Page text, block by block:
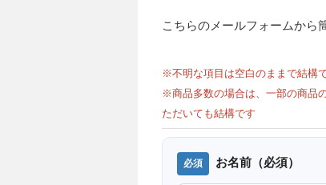
こちらのメールフォームから
※不明な項目は空白のままで結構
※商品多数の場合は、一部の商品
ただいても結構です
お名前（必須）